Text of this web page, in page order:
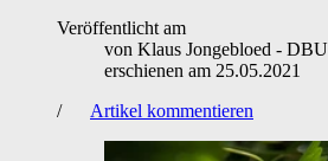
Veröffentlicht am
von Klaus Jongebloed - DBU
erschienen am 25.05.2021
/
Artikel kommentieren